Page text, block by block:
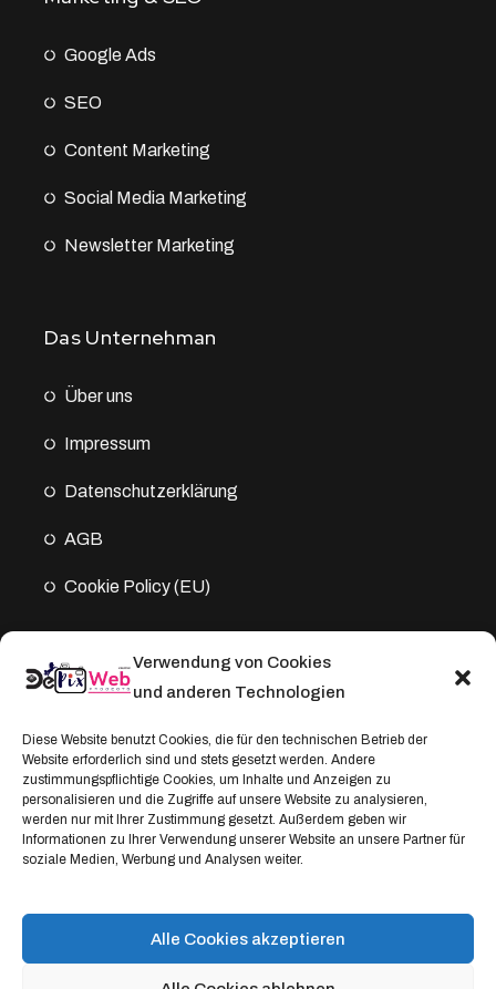
Verwendung von Cookies
und anderen Technologien
Diese Website benutzt Cookies, die für den technischen Betrieb der
Website erforderlich sind und stets gesetzt werden. Andere
zustimmungspflichtige Cookies, um Inhalte und Anzeigen zu
personalisieren und die Zugriffe auf unsere Website zu analysieren,
werden nur mit Ihrer Zustimmung gesetzt. Außerdem geben wir
Informationen zu Ihrer Verwendung unserer Website an unsere Partner für
soziale Medien, Werbung und Analysen weiter.
Alle Cookies akzeptieren
Google Ads
SEO
Content Marketing
Social Media Marketing
Newsletter Marketing
Das Unternehman
Über uns
Impressum
Datenschutz­erklärung
AGB
Cookie Policy (EU)
Kontakt
Address:
Windthorststraße 20
48153 Münster, Deutschland
WhatsApp:
+4917664335685
Email
service@depixweb.de